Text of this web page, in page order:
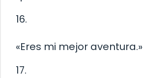
16.
«Eres mi mejor aventura.»
17.